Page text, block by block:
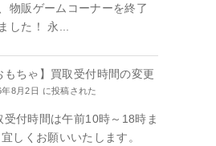
物販ゲームコーナーを終了
した！ 永...
もちゃ】買取受付時間の変更
年8月2日 に投稿された
受付時間は午前10時～18時ま
しくお願いいたします。